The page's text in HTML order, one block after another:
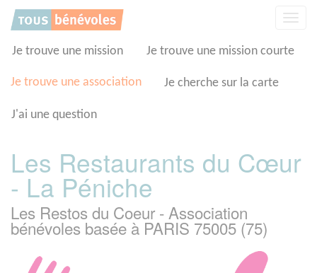
Je trouve une mission Je trouve une mission courte
Je trouve une association Je cherche sur la carte
J'ai une question
Les Restaurants du Cœur
- La Péniche
Les Restos du Coeur - Association
bénévoles basée à PARIS 75005 (75)
Panneau de gestion des cookies